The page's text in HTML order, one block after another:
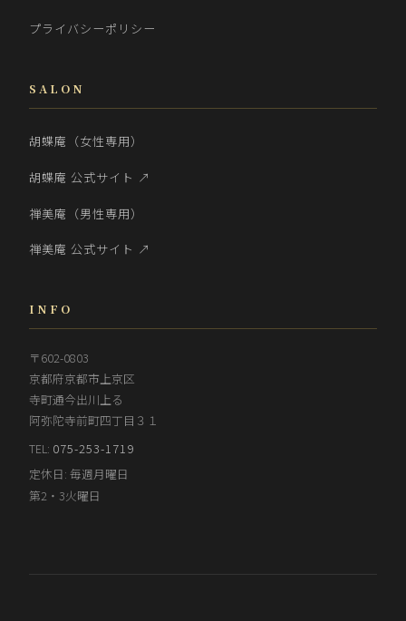
プライバシーポリシー
SALON
胡蝶庵（女性専用）
胡蝶庵 公式サイト ↗
禅美庵（男性専用）
禅美庵 公式サイト ↗
INFO
〒602-0803
京都府京都市上京区
寺町通今出川上る
阿弥陀寺前町四丁目３１
TEL: 075-253-1719
定休日: 毎週月曜日
第2・3火曜日